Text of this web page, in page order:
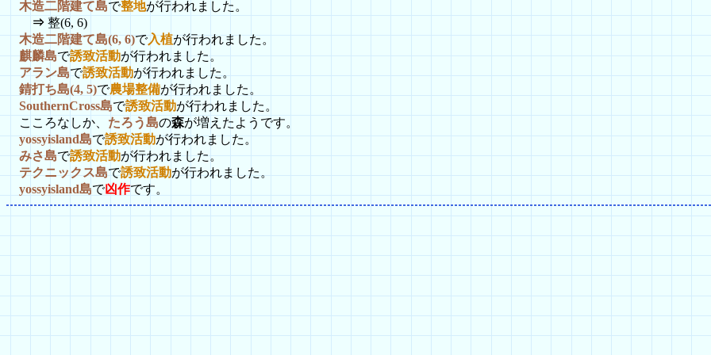
木造二階建て島で整地が行われました。
⇒ 整(6, 6)
木造二階建て島(6, 6)で入植が行われました。
麒麟島で誘致活動が行われました。
アラン島で誘致活動が行われました。
錆打ち島(4, 5)で農場整備が行われました。
SouthernCross島で誘致活動が行われました。
こころなしか、 たろう島の森が増えたようです。
yossyisland島で誘致活動が行われました。
みさ島で誘致活動が行われました。
テクニックス島で誘致活動が行われました。
yossyisland島で凶作です。